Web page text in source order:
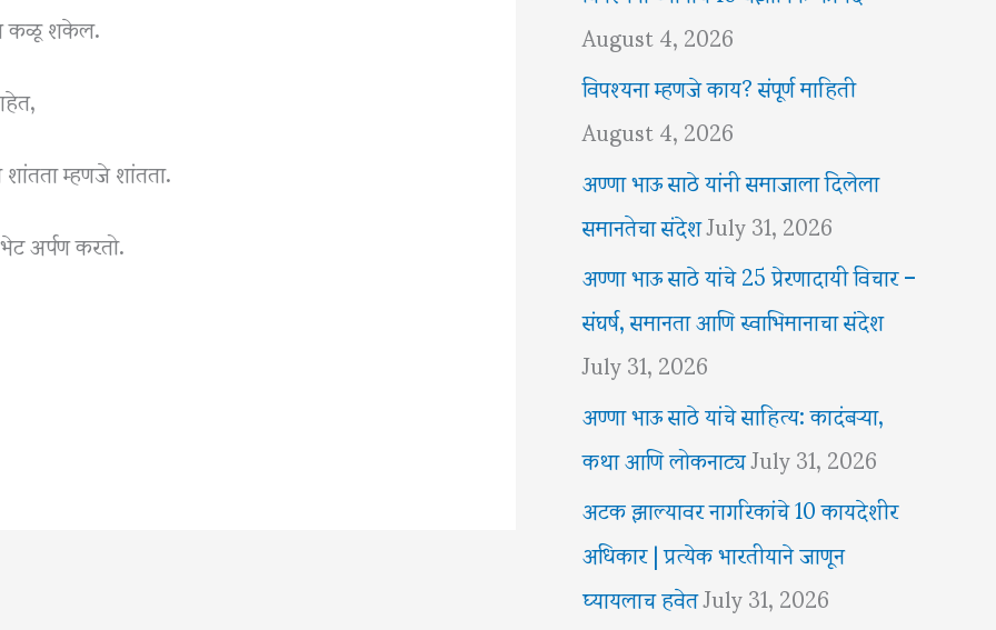
कळू शकेल.
म्हणजे शांतता.
अर्पण करतो.
August 4, 2026
विपश्यना म्हणजे काय? संपूर्ण माहिती
August 4, 2026
अण्णा भाऊ साठे यांनी समाजाला दिलेला
समानतेचा संदेशJuly 31, 2026
अण्णा भाऊ साठे यांचे 25 प्रेरणादायी विचार –
संघर्ष, समानता आणि स्वाभिमानाचा संदेश
July 31, 2026
अण्णा भाऊ साठे यांचे साहित्य: कादंबऱ्या,
कथा आणि लोकनाट्यJuly 31, 2026
अटक झाल्यावर नागरिकांचे 10 कायदेशीर
अधिकार | प्रत्येक भारतीयाने जाणून
घ्यायलाच हवेतJuly 31, 2026